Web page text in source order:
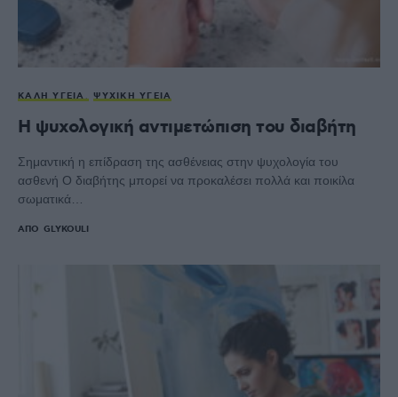
ΚΑΛΉ ΥΓΕΊΑ ΨΥΧΙΚΉ ΥΓΕΊΑ
Η ψυχολογική αντιμετώπιση του διαβήτη
Σημαντική η επίδραση της ασθένειας στην ψυχολογία του
ασθενή Ο διαβήτης μπορεί να προκαλέσει πολλά και ποικίλα
σωματικά…
ΑΠΌ GLYKOULI